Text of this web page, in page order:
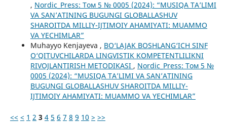
, Nordic_Press: Том 5 № 0005 (2024): “MUSIQA TA’LIMI
VA SAN’ATINING BUGUNGI GLOBALLASHUV
SHAROITDA MILLIY-IJTIMOIY AHAMIYATI: MUAMMO
VA YECHIMLAR”
Muhayyo Kenjayeva , BO‘LAJAK BOSHLANG‘ICH SINF
O‘QITUVCHILARDA LINGVISTIK KOMPETENTLILIKNI
RIVOJLANTIRISH METODIKASI , Nordic_Press: Том 5 №
0005 (2024): “MUSIQA TA’LIMI VA SAN’ATINING
BUGUNGI GLOBALLASHUV SHAROITDA MILLIY-
IJTIMOIY AHAMIYATI: MUAMMO VA YECHIMLAR”
<< < 1 2 3 4 5 6 7 8 9 10 > >>